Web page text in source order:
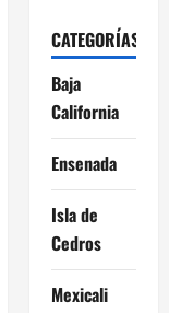
CATEGORÍAS
Baja
California
Ensenada
Isla de
Cedros
Mexicali